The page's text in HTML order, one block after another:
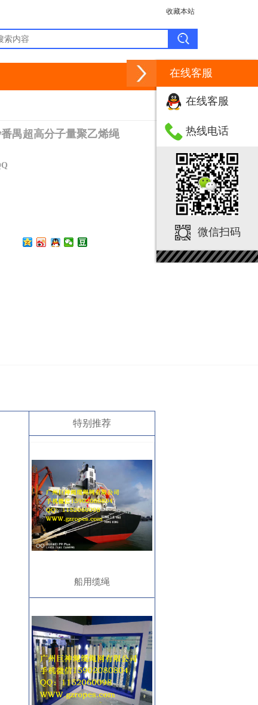
在线客服
在线客服
热线电话
微信扫码
收藏本站
禺超高分子量聚乙烯绳
特别推荐
船用缆绳